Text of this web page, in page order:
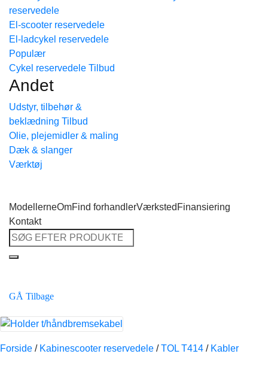
reservedele
El-scooter reservedele
El-ladcykel reservedele
Cykel reservedele
Andet
Udstyr, tilbehør &
beklædning
Olie, plejemidler & maling
Dæk & slanger
Værktøj
ModellerneOmFind forhandlerVærksted Finansiering
Kontakt
Søg
efter:
GÅ Tilbage
Forside / Kabinescooter reservedele / TOL T414 / Kabler